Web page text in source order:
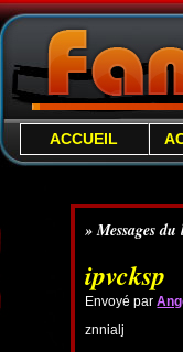
ACCUEIL
» Messages
ipvcksp
Envoyé par
znnialj